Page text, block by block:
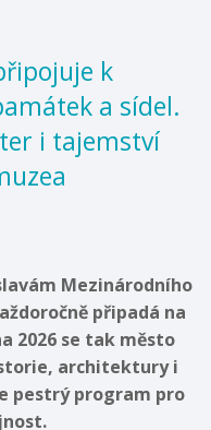
k
a sídel.
i tajemství
Mezinárodního
připadá na
2026 se tak město
architektury i
pestrý program pro